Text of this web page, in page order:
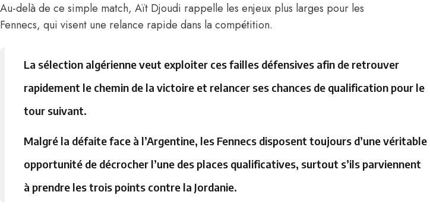
Au-delà de ce simple match, Aït Djoudi rappelle les enjeux plus larges pour les
Fennecs, qui visent une relance rapide dans la compétition.
La sélection algérienne veut exploiter ces failles défensives afin de retrouver
rapidement le chemin de la victoire et relancer ses chances de qualification pour le
tour suivant.
Malgré la défaite face à l’Argentine, les Fennecs disposent toujours d’une véritable
opportunité de décrocher l’une des places qualificatives, surtout s’ils parviennent
à prendre les trois points contre la Jordanie.